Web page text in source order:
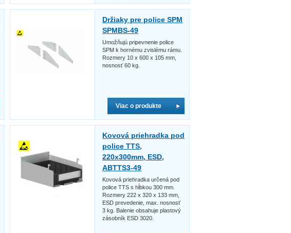
Držiaky pre police SPM
SPMBS-49
Umožňujú pripevnenie police
SPM k hornému zvislému rámu.
Rozmery 10 x 600 x 105 mm,
nosnosť 60 kg.
Viac o produkte
Kovová priehradka pod
police TTS,
220x300mm, ESD,
ABTTS3-49
Kovová priehradka určená pod
police TTS s hĺbkou 300 mm.
Rozmery 222 x 320 x 133 mm,
ESD prevedenie, max. nosnosť
3 kg. Balenie obsahuje plastový
zásobník ESD 3020.